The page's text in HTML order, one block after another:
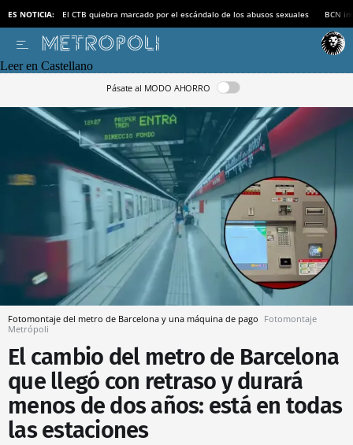
ES NOTICIA: El CTB quiebra marcado por el escándalo de los abusos sexuales BCN
Leer en Castellano
Pásate al MODO AHORRO
Fotomontaje del metro de Barcelona y una máquina de pago Fotomontaje
Metrópoli
El cambio del metro de Barcelona
que llegó con retraso y durará
menos de dos años: está en todas
las estaciones